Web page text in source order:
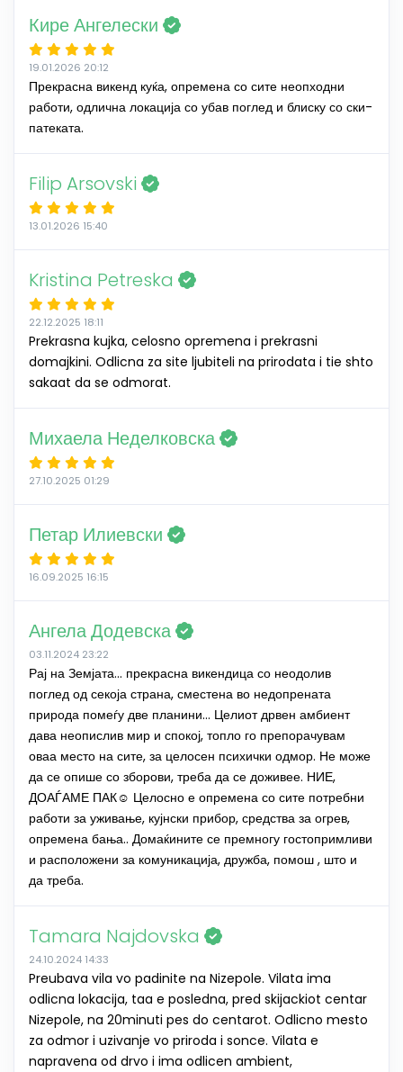
Кире Ангелески
19.01.2026 20:12
Прекрасна викенд куќа, опремена со сите неопходни
работи, одлична локација со убав поглед и блиску со ски-
патеката.
Filip Arsovski
13.01.2026 15:40
Kristina Petreska
22.12.2025 18:11
Prekrasna kujka, celosno opremena i prekrasni
domajkini. Odlicna za site ljubiteli na prirodata i tie shto
sakaat da se odmorat.
Михаела Неделковска
27.10.2025 01:29
Петар Илиевски
16.09.2025 16:15
Ангела Додевска
03.11.2024 23:22
Рај на Земјата… прекрасна викендица со неодолив
поглед од секоја страна, сместена во недопрената
природа помеѓу две планини… Целиот дрвен амбиент
дава неопислив мир и спокој, топло го препорачувам
оваа место на сите, за целосен психички одмор. Не може
да се опише со зборови, треба да се доживее. НИЕ,
ДОАЃАМЕ ПАК☺️ Целосно е опремена со сите потребни
работи за уживање, кујнски прибор, средства за огрев,
опремена бања.. Домаќините се премногу гостопримливи
и расположени за комуникација, дружба, помош , што и
да треба.
Tamara Najdovska
24.10.2024 14:33
Preubava vila vo padinite na Nizepole. Vilata ima
odlicna lokacija, taa e posledna, pred skijackiot centar
Nizepole, na 20minuti pes do centarot. Odlicno mesto
za odmor i uzivanje vo priroda i sonce. Vilata e
napravena od drvo i ima odlicen ambient,